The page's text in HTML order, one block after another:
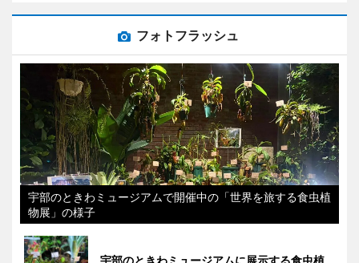
フォトフラッシュ
宇部のときわミュージアムで開催中の「世界を旅する食虫植
物展」の様子